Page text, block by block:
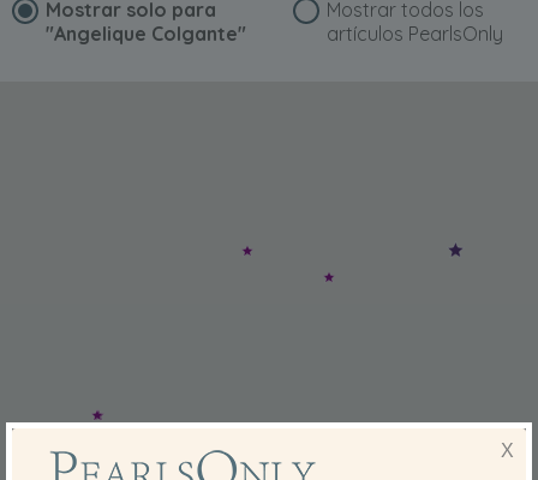
Mostrar solo para
"Angelique Colgante"
Mostrar todos los
artículos PearlsOnly
X